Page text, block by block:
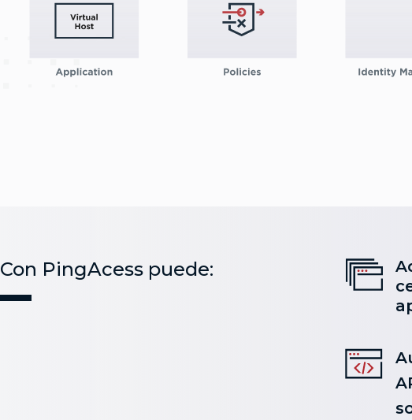
Con PingAcess puede: